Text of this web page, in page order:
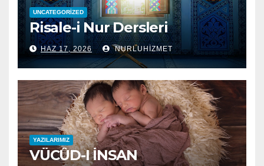
UNCATEGORIZED
Risale-i Nur Dersleri
HAZ 17, 2026 NURLUHIZMET
YAZILARIMIZ
VÜCÛD-I İNSAN